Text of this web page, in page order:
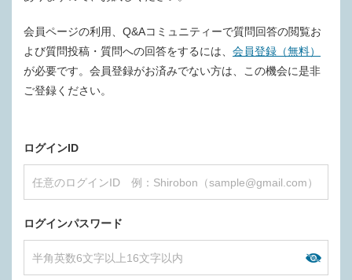
会員ページの利用、Q&Aコミュニティーで質問回答の閲覧お
よび質問投稿・質問への回答をするには、 会員登録（無料）
が必要です。会員登録がお済みでない方は、この機会に是非
ご登録ください。
ログインID
ログインパスワード